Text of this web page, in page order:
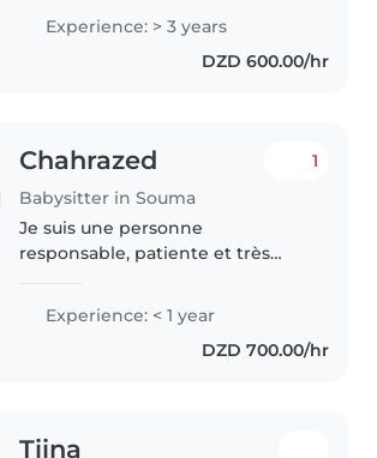
وقد عملت مع أطفال ذوي احتياجات خاصة
Experience: > 3 years
DZD 600.00/hr
Chahrazed
Babysitter in Souma
1
Je suis une personne
responsable, patiente et très
enfants. J'ai un bon sens de
l'organisation et je sais gérer
différentes situations avec calme
Experience: < 1 year
DZD 700.00/hr
Tiina